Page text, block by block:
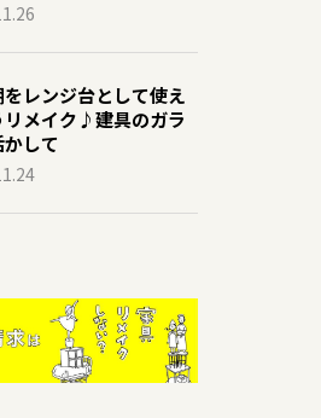
レンジ台として使え
リメイク♪建具のガラ
して